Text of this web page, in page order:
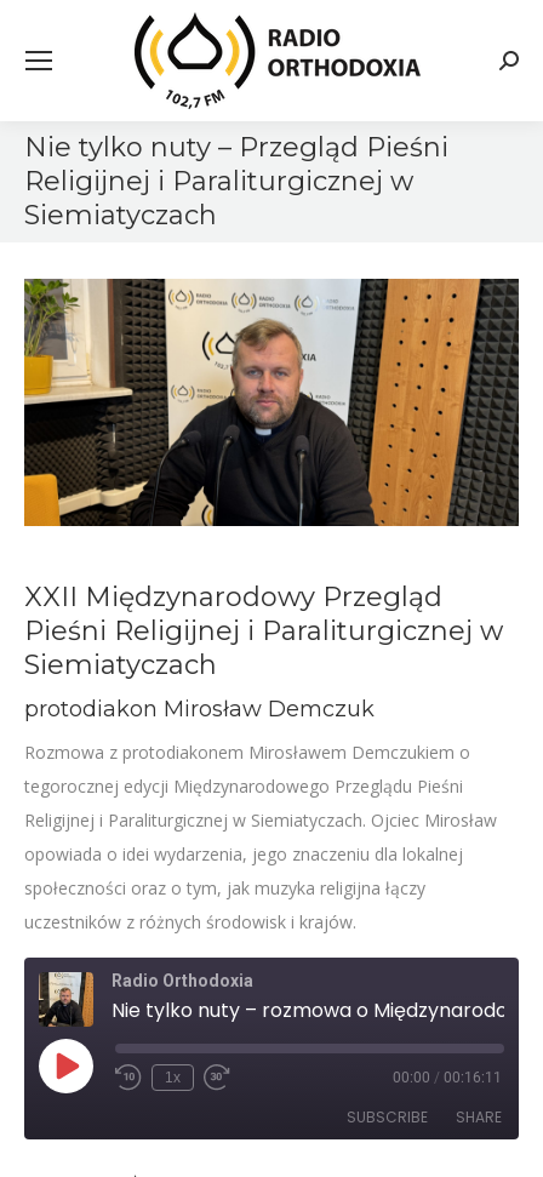
Nie tylko nuty – Przegląd Pieśni
Religijnej i Paraliturgicznej w
Siemiatyczach
XXII Międzynarodowy Przegląd
Pieśni Religijnej i Paraliturgicznej w
Siemiatyczach
protodiakon Mirosław Demczuk
Rozmowa z protodiakonem Mirosławem Demczukiem o
tegorocznej edycji Międzynarodowego Przeglądu Pieśni
Religijnej i Paraliturgicznej w Siemiatyczach. Ojciec Mirosław
opowiada o idei wydarzenia, jego znaczeniu dla lokalnej
społeczności oraz o tym, jak muzyka religijna łączy
uczestników z różnych środowisk i krajów.
Radio Orthodoxia
Play
EpisodeRewind
1x
Fast
seconds
00:00 / 00:16:11
SUBSCRIBE SHARE